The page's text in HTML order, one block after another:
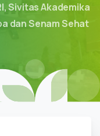
Sivitas Akademika
dan Senam Sehat